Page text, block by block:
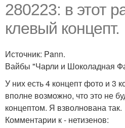
280223: в этот
клевый концепт.
Источник: Pann.
Вайбы "Чарли и Шоколадная
У них есть 4 концепт фото и 3
вполне возможно, что это не
концептом. Я взволнована так.
Комментарии к - нетизенов: